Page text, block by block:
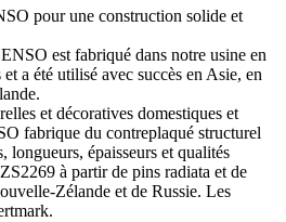
pour une construction solide et
est fabriqué dans notre usine en
a été utilisé avec succès en Asie, en
et décoratives domestiques et
fabrique du contreplaqué structurel
longueurs, épaisseurs et qualités
à partir de pins radiata et de
Zélande et de Russie. Les